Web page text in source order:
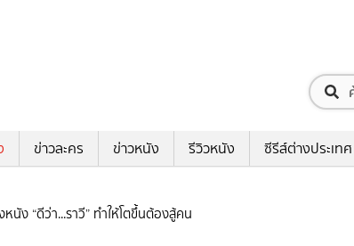
ข่าวละคร ข่าวหนัง รีวิวหนัง ซีรีส์ต่างประเทศ
นัง “ดีว่า...ราวี” ทำให้โตขึ้นต้องสู้คน